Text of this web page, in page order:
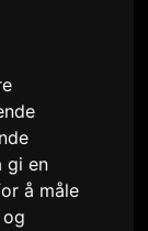
gi en
å måle